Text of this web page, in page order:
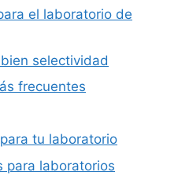
el laboratorio de
selectividad
frecuentes
tu laboratorio
para laboratorios